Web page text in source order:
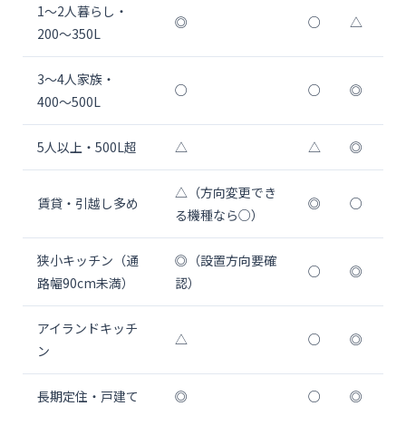
1〜2人暮らし・
200〜350L
◎ ○ △
3〜4人家族・
400〜500L
○ ○ ◎
5人以上・500L超 △ △ ◎
賃貸・引越し多め
△（方向変更でき
る機種なら○）
◎ ○
狭小キッチン（通
路幅90cm未満）
◎（設置方向要確
認）
○ ◎
アイランドキッチ
ン
△ ○ ◎
長期定住・戸建て ◎ ○ ◎